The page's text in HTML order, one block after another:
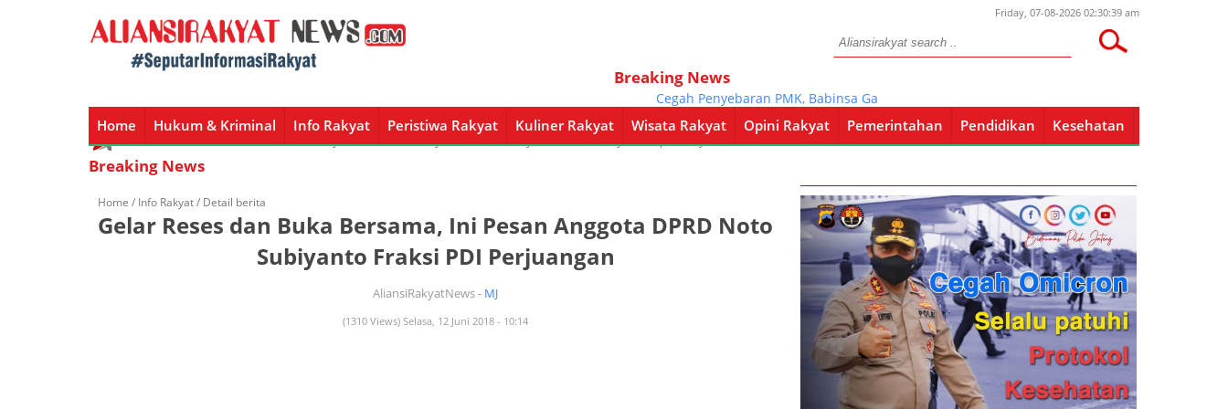
Friday, 07-08-2026 02:30:39 am
Breaking News
Cegah Penyebaran PMK, Babinsa Gandusari Dampingi Vaksinasi Hewan Ternak
Home Hukum & Kriminal Info Rakyat Peristiwa Rakyat Kuliner Rakyat Wisata Rakyat Opini Rakyat Pemerintahan Pendidikan Kesehatan
Home Hukum & Kriminal Info Rakyat Peristiwa Rakyat Kuliner Rakyat Wisata Rakyat Opini Rakyat Pemerintahan Pendidikan Kesehatan
Breaking News
Home / Info Rakyat/ Detail berita
Gelar Reses dan Buka Bersama, Ini Pesan Anggota DPRD Noto
Subiyanto Fraksi PDI Perjuangan
AliansiRakyatNews - MJ
(1310 Views) Selasa, 12 Juni 2018 - 10:14